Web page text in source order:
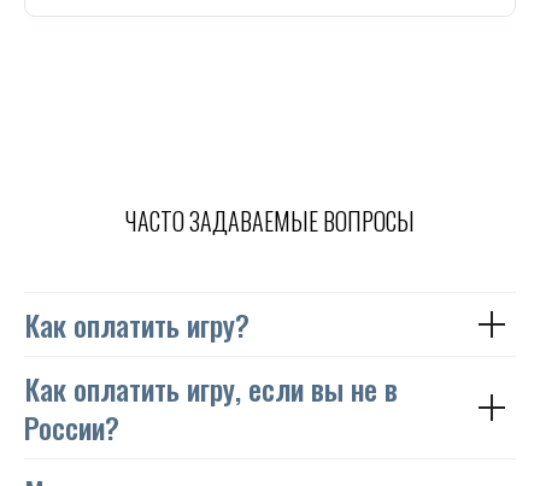
ЧАСТО ЗАДАВАЕМЫЕ ВОПРОСЫ
Как оплатить игру?
Как оплатить игру, если вы не в
России?